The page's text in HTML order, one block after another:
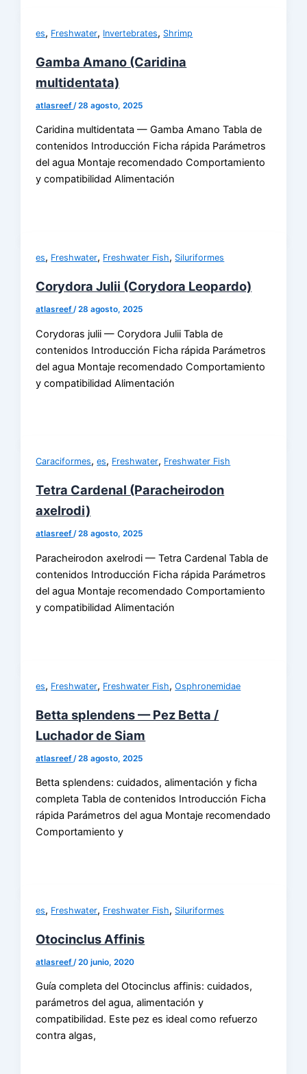
es, Freshwater, Invertebrates, Shrimp
Gamba Amano (Caridina
multidentata)
atlasreef /28 agosto, 2025
Caridina multidentata — Gamba Amano Tabla de
contenidos Introducción Ficha rápida Parámetros
del agua Montaje recomendado Comportamiento
y compatibilidad Alimentación
es, Freshwater, Freshwater Fish, Siluriformes
Corydora Julii (Corydora Leopardo)
atlasreef/28 agosto, 2025
Corydoras julii — Corydora Julii Tabla de
contenidos Introducción Ficha rápida Parámetros
del agua Montaje recomendado Comportamiento
y compatibilidad Alimentación
Caraciformes,es, Freshwater, Freshwater Fish
Tetra Cardenal (Paracheirodon
axelrodi)
atlasreef/28 agosto, 2025
Paracheirodon axelrodi — Tetra Cardenal Tabla de
contenidos Introducción Ficha rápida Parámetros
del agua Montaje recomendado Comportamiento
y compatibilidad Alimentación
es, Freshwater, Freshwater Fish,Osphronemidae
Betta splendens — Pez Betta /
Luchador de Siam
atlasreef /28 agosto, 2025
Betta splendens: cuidados, alimentación y ficha
completa Tabla de contenidos Introducción Ficha
rápida Parámetros del agua Montaje recomendado
Comportamiento y
es, Freshwater, Freshwater Fish, Siluriformes
Otocinclus Affinis
atlasreef/20 junio, 2020
Guía completa del Otocinclus affinis: cuidados,
parámetros del agua, alimentación y
compatibilidad. Este pez es ideal como refuerzo
contra algas,